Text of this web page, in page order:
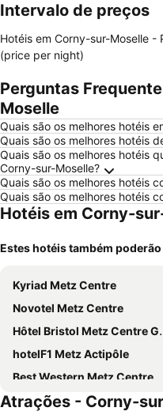
Intervalo de preços
Hotéis em Corny-sur-Moselle -
(price per night)
Perguntas
Moselle
Quais são os melhores hotéis
Quais são os melhores hotéis
Quais são os melhores hotéis
Corny-sur-Moselle?
Quais são os melhores hotéis
Quais são os melhores hotéis
Hotéis em Corny-
Estes hotéis também
Kyriad Metz Centre
Novotel Metz Centre
Hôtel Bristol Metz Centre Gare
hotelF1 Metz Actipôle
Best Western Metz Centre Gare
Premiere Classe Metz Nord - Semecourt
Atrações - Corny-